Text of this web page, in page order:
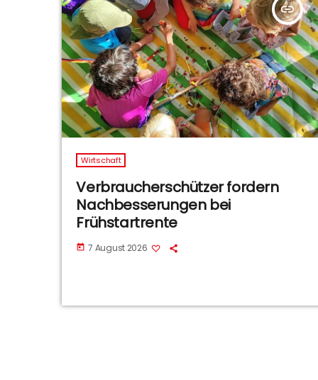
insert_link
Wirtschaft
Verbraucherschützer fordern
Nachbesserungen bei
Frühstartrente
today 7 August 2026